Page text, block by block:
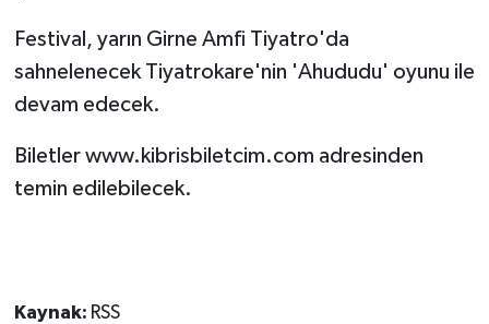
Festival, yarın Girne Amfi Tiyatro'da
sahnelenecek Tiyatrokare'nin 'Ahududu' oyunu ile
devam edecek.
Biletler www.kibrisbiletcim.com adresinden
temin edilebilecek.
Kaynak: RSS